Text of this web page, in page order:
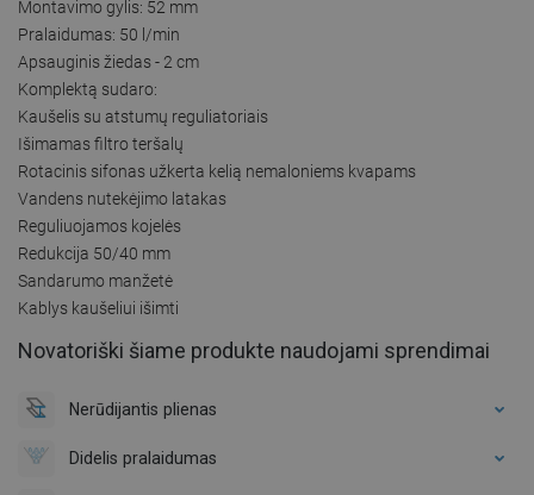
Montavimo gylis: 52 mm
Pralaidumas: 50 l/min
Apsauginis žiedas - 2 cm
Komplektą sudaro:
Kaušelis su atstumų reguliatoriais
Išimamas filtro teršalų
Rotacinis sifonas užkerta kelią nemaloniems kvapams
Vandens nutekėjimo latakas
Reguliuojamos kojelės
Redukcija 50/40 mm
Sandarumo manžetė
Kablys kaušeliui išimti
Novatoriški šiame produkte naudojami sprendimai
Nerūdijantis plienas
Didelis pralaidumas